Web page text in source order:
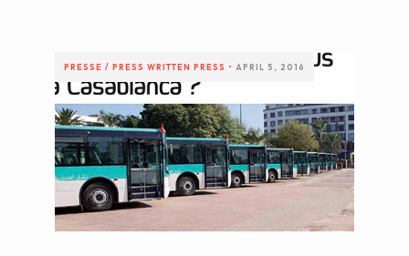
PRESSE / PRESS WRITTEN PRESS • APRIL 5, 2016